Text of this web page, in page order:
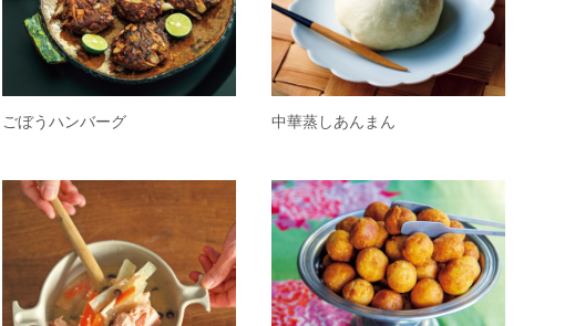
ごぼうハンバーグ 中華蒸しあんまん